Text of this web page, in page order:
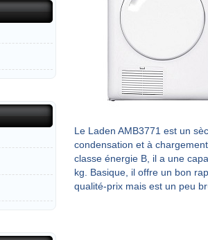
Le Laden AMB3771 est un
condensation et à
classe énergie B, il a une
kg. Basique, il offre un bon
qualité-prix mais est un peu